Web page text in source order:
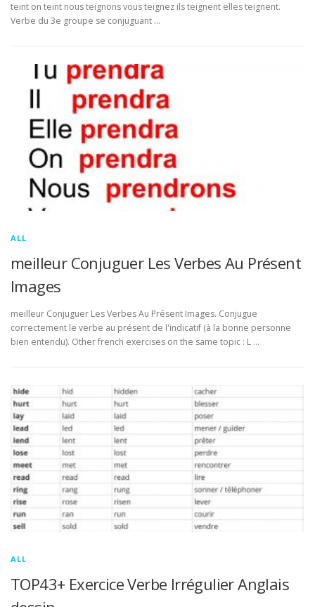
teint on teint nous teignons vous teignez ils teignent elles teignent.
Verbe du 3e groupe se conjuguant …
ALL
meilleur Conjuguer Les Verbes Au Présent
Images
meilleur Conjuguer Les Verbes Au Présent Images. Conjugue
correctement le verbe au présent de l'indicatif (à la bonne personne
bien entendu). Other french exercises on the same topic : L …
ALL
TOP43+ Exercice Verbe Irrégulier Anglais